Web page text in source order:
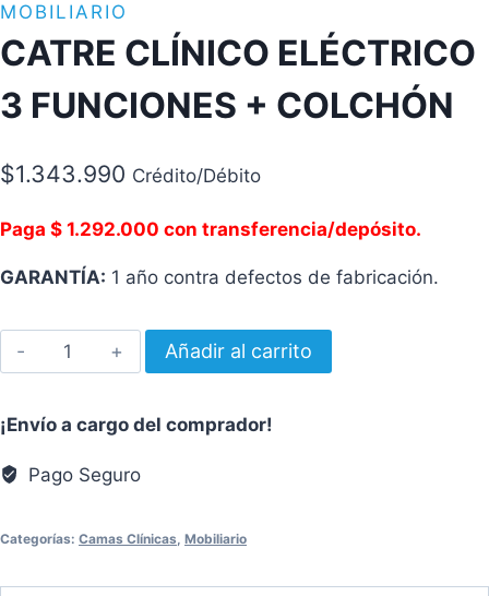
MOBILIARIO
CATRE CLÍNICO ELÉCTRICO
3 FUNCIONES + COLCHÓN
$1.343.990 Crédito/Débito
Paga $ 1.292.000 con transferencia/depósito.
GARANTÍA: 1 año contra defectos de fabricación.
CATRE
CLÍNICO
3
FUNCIONES
+
cantidad
Añadir al carrito
¡Envío a cargo del comprador!
Pago Seguro
Categorías: Camas Clínicas, Mobiliario